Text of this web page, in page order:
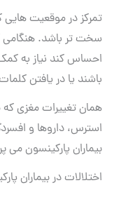
تمرکز در موقعیت
سخت تر باشد. هنگامی
احساس کند نیاز به
باشند یا در یافتن
همان تغییرات مغزی
استرس، داروها و
بیماران پارکینسون می
اختلالات در بیماران